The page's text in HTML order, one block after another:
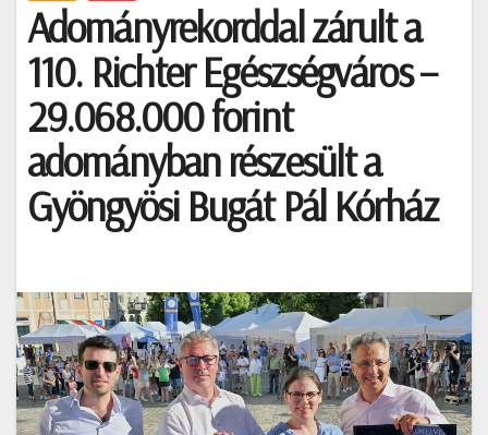
Adományrekorddal zárult a
110. Richter Egészségváros –
29.068.000 forint
adományban részesült a
Gyöngyösi Bugát Pál Kórház